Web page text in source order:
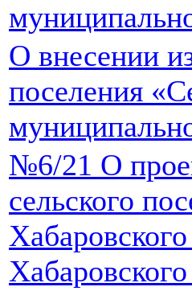
О внесении
поселения
№6/21 О
сельского